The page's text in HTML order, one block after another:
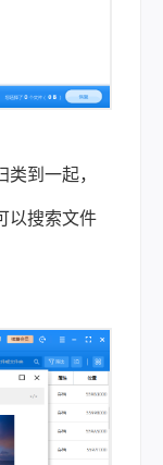
到一起，
以搜索文件